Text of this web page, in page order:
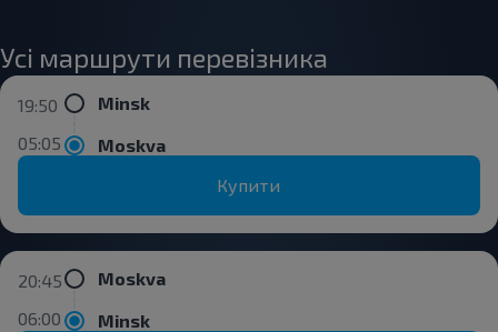
Усі маршрути перевізника
19:50
05:05
Minsk
Moskva
Купити
20:45
06:00
Moskva
Minsk